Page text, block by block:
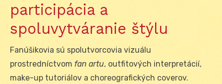
participácia a
spoluvytváranie štýlu
Fanúšikovia sú spolutvorcovia vizuálu
prostredníctvom fan artu, outfitových interpretácií,
make-up tutoriálov a choreografických coverov.